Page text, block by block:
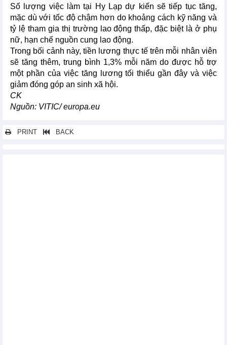
Số lượng việc làm tại Hy Lạp dự kiến sẽ tiếp tục tăng,
mặc dù với tốc độ chậm hơn do khoảng cách kỹ năng và
tỷ lệ tham gia thị trường lao động thấp, đặc biệt là ở phụ
nữ, hạn chế nguồn cung lao động.
Trong bối cảnh này, tiền lương thực tế trên mỗi nhân viên
sẽ tăng thêm, trung bình 1,3% mỗi năm do được hỗ trợ
một phần của việc tăng lương tối thiểu gần đây và việc
giảm đóng góp an sinh xã hội.
CK
Nguồn: VITIC/ europa.eu
PRINT BACK